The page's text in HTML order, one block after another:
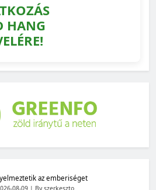
HANG
az emberiséget
08-09 By szerkeszto